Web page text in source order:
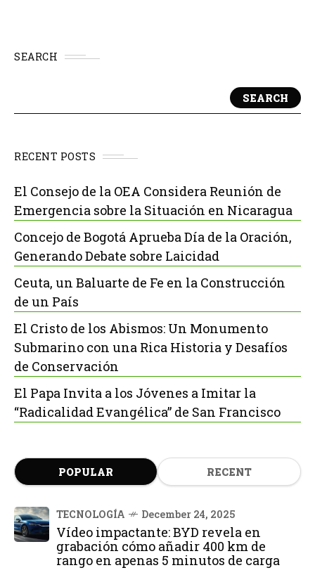
SEARCH
SEARCH
RECENT POSTS
El Consejo de la OEA Considera Reunión de
Emergencia sobre la Situación en Nicaragua
Concejo de Bogotá Aprueba Día de la Oración,
Generando Debate sobre Laicidad
Ceuta, un Baluarte de Fe en la Construcción
de un País
El Cristo de los Abismos: Un Monumento
Submarino con una Rica Historia y Desafíos
de Conservación
El Papa Invita a los Jóvenes a Imitar la
“Radicalidad Evangélica” de San Francisco
POPULAR RECENT
TECNOLOGÍA December 24, 2025
Vídeo impactante: BYD revela en
grabación cómo añadir 400 km de
rango en apenas 5 minutos de carga